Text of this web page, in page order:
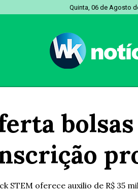
Quinta, 06 de Agosto
STEM oferece auxilio de R$ 35